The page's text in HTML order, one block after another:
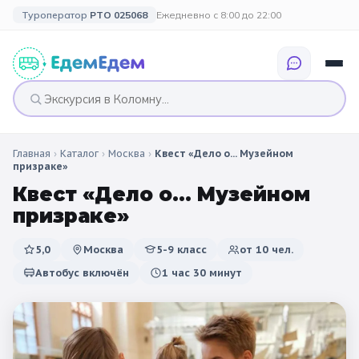
Туроператор РТО 025068 Ежедневно с 8:00 до 22:00
🎉 ПО ПРАЗДНИКАМ
Все праздники
🔔 1 сентября
🗳️ 18 сентября
🥞 Масленица
🗓️ ПО КАНИКУЛАМ
🍂 Осенние
🌸 Весенние
☀️ Летние
🗓️ ПО ДЛИТЕЛЬНОСТИ
Однодневные
2 дня / 1 ночь
🎉 СОБЫТИЙНЫЕ
🎄 Новогодние
туры
🌷 Весенние
каникулы
🎓 Выпускные
Главная › Каталог › Москва › Квест «Дело о... Музейном
призраке»
Квест «Дело о... Музейном
призраке»
5,0 Москва 5-9 класс от 10 чел.
Автобус включён
1 час 30 минут